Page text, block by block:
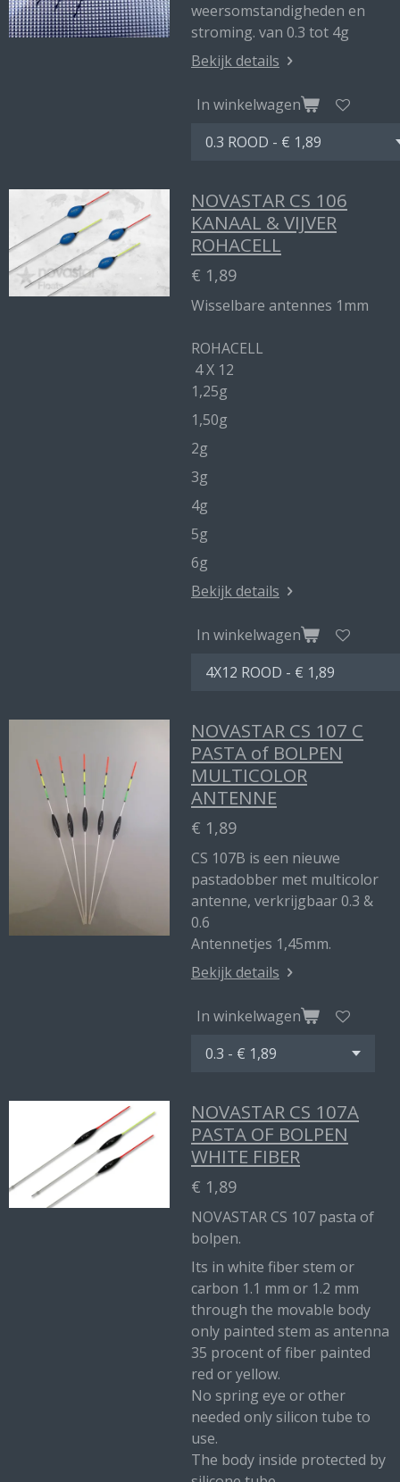
weersomstandigheden en
stroming. van 0.3 tot 4g
Bekijk details
In winkelwagen
NOVASTAR CS 106
KANAAL & VIJVER
ROHACELL
€ 1,89
Wisselbare antennes 1mm
ROHACELL
4 X 12
1,25g
1,50g
2g
3g
4g
5g
6g
Bekijk details
In winkelwagen
NOVASTAR CS 107 C
PASTA of BOLPEN
MULTICOLOR
ANTENNE
€ 1,89
CS 107B is een nieuwe
pastadobber met multicolor
antenne, verkrijgbaar 0.3 &
0.6
Antennetjes 1,45mm.
Bekijk details
In winkelwagen
NOVASTAR CS 107A
PASTA OF BOLPEN
WHITE FIBER
€ 1,89
NOVASTAR CS 107 pasta of
bolpen.
Its in white fiber stem or
carbon 1.1 mm or 1.2 mm
through the movable body
only painted stem as antenna
35 procent of fiber painted
red or yellow.
No spring eye or other
needed only silicon tube to
use.
The body inside protected by